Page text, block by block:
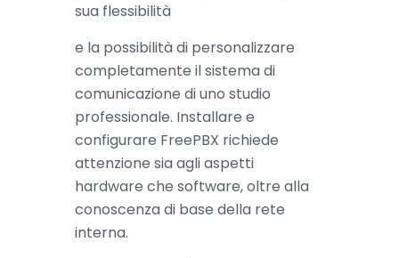
sua flessibilità
e la possibilità di personalizzare
completamente il sistema di
comunicazione di uno studio
professionale. Installare e
configurare FreePBX richiede
attenzione sia agli aspetti
hardware che software, oltre alla
conoscenza di base della rete
interna.